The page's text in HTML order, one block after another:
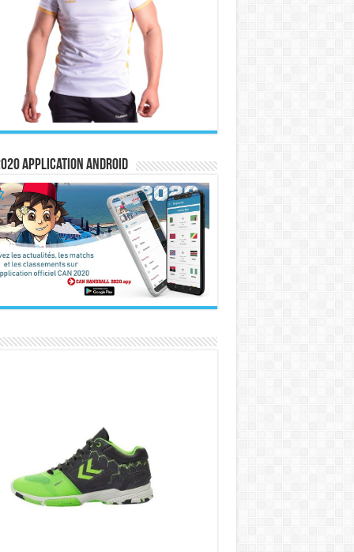
Application Android